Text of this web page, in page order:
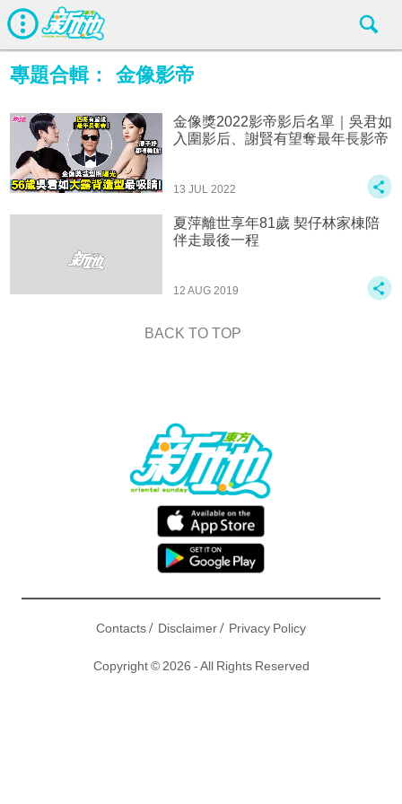
專題合輯： 金像影帝
金像獎2022影帝影后名單｜吳君如
入圍影后、謝賢有望奪最年長影帝
13 JUL 2022
夏萍離世享年81歲 契仔林家棟陪
伴走最後一程
12 AUG 2019
BACK TO TOP
Contacts/ Disclaimer/ Privacy Policy
Copyright © 2026 - All Rights Reserved